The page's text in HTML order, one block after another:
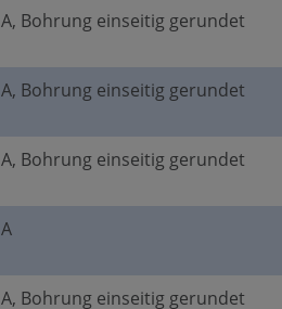
A, Bohrung einseitig gerundet
A, Bohrung einseitig gerundet
A, Bohrung einseitig gerundet
A
A, Bohrung einseitig gerundet